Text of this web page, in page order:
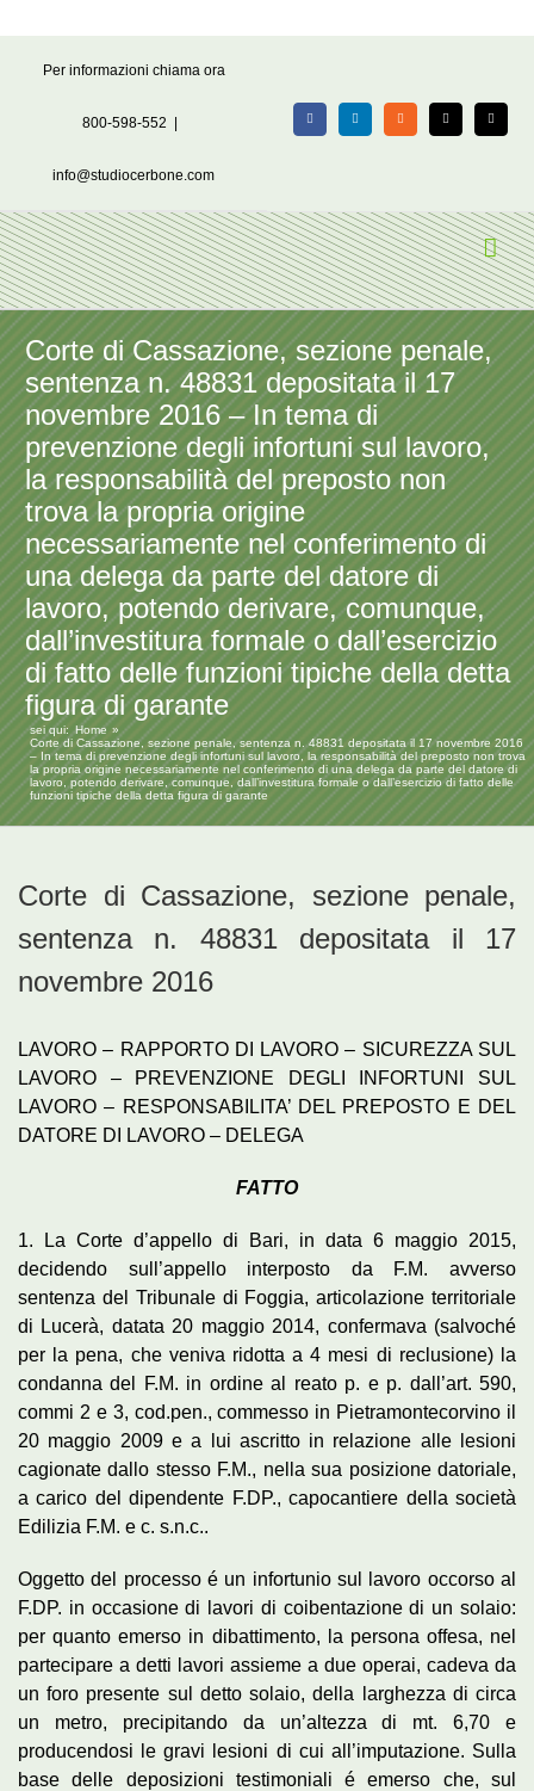
Per informazioni chiama ora
800-598-552
info@studiocerbone.com
FacebookLinkedIn Rss X Email
Corte di Cassazione, sezione penale,
sentenza n. 48831 depositata il 17
novembre 2016 – In tema di
prevenzione degli infortuni sul lavoro,
la responsabilità del preposto non
trova la propria origine
necessariamente nel conferimento di
una delega da parte del datore di
lavoro, potendo derivare, comunque,
dall’investitura formale o dall’esercizio
di fatto delle funzioni tipiche della detta
figura di garante
sei qui:
Home
Corte di Cassazione, sezione penale, sentenza n. 48831 depositata il 17 novembre 2016
– In tema di prevenzione degli infortuni sul lavoro, la responsabilità del preposto non trova
la propria origine necessariamente nel conferimento di una delega da parte del datore di
lavoro, potendo derivare, comunque, dall’investitura formale o dall’esercizio di fatto delle
funzioni tipiche della detta figura di garante
Corte di Cassazione, sezione penale,
sentenza n. 48831 depositata il 17
novembre 2016
LAVORO – RAPPORTO DI LAVORO – SICUREZZA SUL
LAVORO – PREVENZIONE DEGLI INFORTUNI SUL
LAVORO – RESPONSABILITA’ DEL PREPOSTO E DEL
DATORE DI LAVORO – DELEGA
FATTO
1. La Corte d’appello di Bari, in data 6 maggio 2015,
decidendo sull’appello interposto da F.M. avverso
sentenza del Tribunale di Foggia, articolazione territoriale
di Lucerà, datata 20 maggio 2014, confermava (salvoché
per la pena, che veniva ridotta a 4 mesi di reclusione) la
condanna del F.M. in ordine al reato p. e p. dall’art. 590,
commi 2 e 3, cod.pen., commesso in Pietramontecorvino il
20 maggio 2009 e a lui ascritto in relazione alle lesioni
cagionate dallo stesso F.M., nella sua posizione datoriale,
a carico del dipendente F.DP., capocantiere della società
Edilizia F.M. e c. s.n.c..
Oggetto del processo é un infortunio sul lavoro occorso al
F.DP. in occasione di lavori di coibentazione di un solaio:
per quanto emerso in dibattimento, la persona offesa, nel
partecipare a detti lavori assieme a due operai, cadeva da
un foro presente sul detto solaio, della larghezza di circa
un metro, precipitando da un’altezza di mt. 6,70 e
producendosi le gravi lesioni di cui all’imputazione. Sulla
base delle deposizioni testimoniali é emerso che, sul